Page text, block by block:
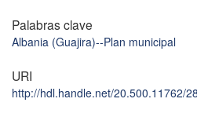
Palabras clave
Albania (Guajira)--Plan municipal
URI
http://hdl.handle.net/20.500.11762/